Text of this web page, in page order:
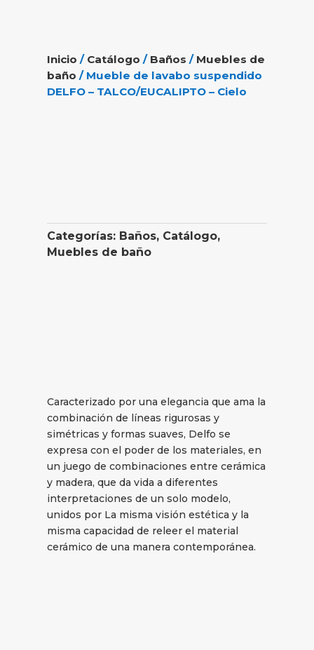
Inicio / Catálogo / Baños / Muebles de
baño / Mueble de lavabo suspendido
DELFO – TALCO/EUCALIPTO – Cielo
Categorías: Baños, Catálogo,
Muebles de baño
Caracterizado por una elegancia que ama la
combinación de líneas rigurosas y
simétricas y formas suaves, Delfo se
expresa con el poder de los materiales, en
un juego de combinaciones entre cerámica
y madera, que da vida a diferentes
interpretaciones de un solo modelo,
unidos por La misma visión estética y la
misma capacidad de releer el material
cerámico de una manera contemporánea.